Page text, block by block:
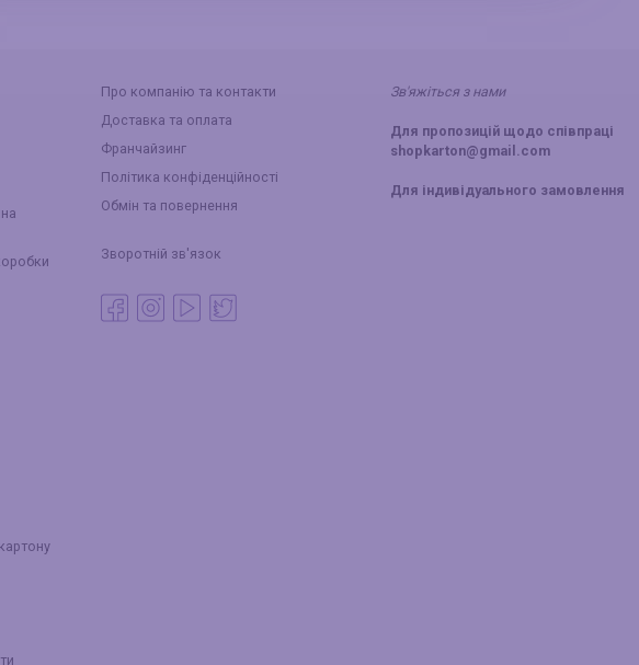
Про компанію та контакти
Доставка та оплата
Франчайзинг
Політика конфіденційності
Обмін та повернення
Зворотній зв'язок
Зв'яжіться з нами
Для пропозицій щодо співпраці
shopkarton@gmail.com
Для індивідуального замовлення